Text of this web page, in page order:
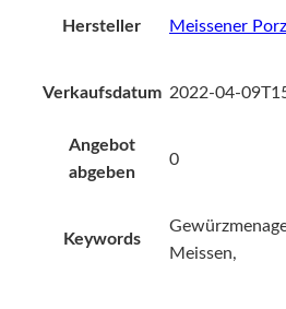
Hersteller Meissener
Verkaufsdatum 2022-04-
Angebot
abgeben
0
Keywords
Meissen,